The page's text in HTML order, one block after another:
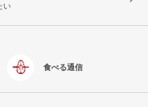
い
食べる通信